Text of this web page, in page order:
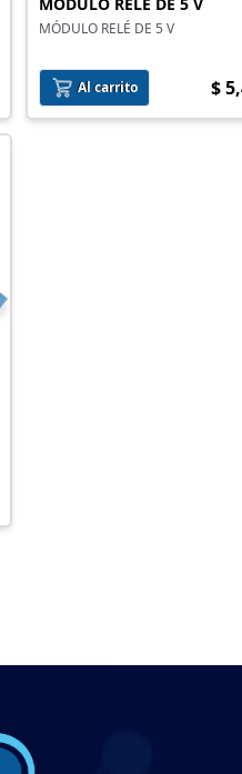
MÓDULO RELÉ DE 5 V
MÓDULO RELÉ DE 5 V
Al carrito $